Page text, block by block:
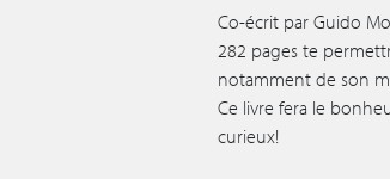
Co-écrit par Guido
282 pages te
notamment de son
Ce livre fera le
curieux!